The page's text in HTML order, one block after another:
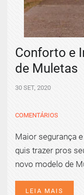
Conforto e
de Muletas
30 SET, 2020
COMENTÁRIOS
Maior segurança
quis trazer pros
novo modelo de
LEIA MAIS